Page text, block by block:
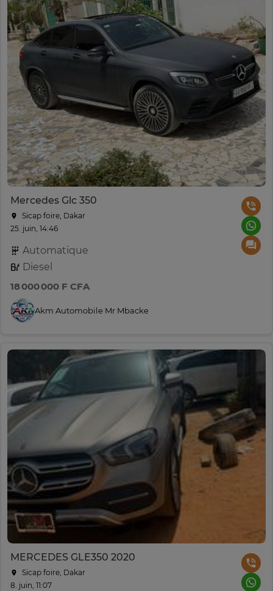
Mercedes Glc 350
Sicap foire, Dakar
25. juin, 14:46
Automatique
Diesel
18 000 000 F CFA
Akm Automobile Mr Mbacke
MERCEDES GLE350 2020
Sicap foire, Dakar
8. juin, 11:07